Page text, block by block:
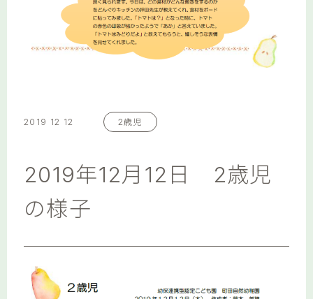
2019 12 12 2歳児
2019年12月12日 2歳児
の様子